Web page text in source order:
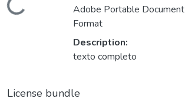
Adobe Portable Document
Format
Description:
texto completo
License bundle